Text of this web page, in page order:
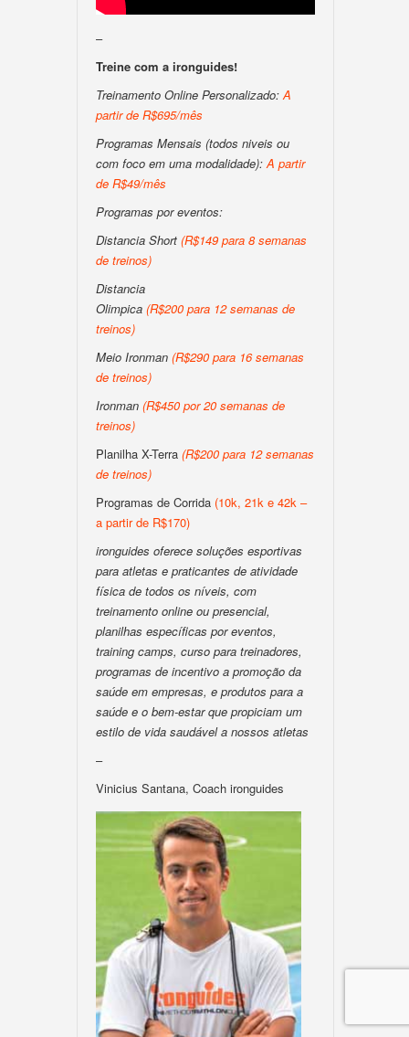
–
Treine com a ironguides!
Treinamento Online Personalizado:A
partir de R$695/mês
Programas Mensais (todos niveis ou
com foco em uma modalidade):A partir
de R$49/mês
Programas por eventos:
Distancia Short (R$149 para 8 semanas
de treinos)
Distancia
Olimpica (R$200 para 12 semanas de
treinos)
Meio Ironman (R$290 para 16 semanas
de treinos)
Ironman (R$450 por 20 semanas de
treinos)
Planilha X-Terra (R$200 para 12 semanas
de treinos)
Programas de Corrida (10k, 21k e 42k –
a partir de R$170)
ironguides oferece soluções esportivas
para atletas e praticantes de atividade
física de todos os níveis, com
treinamento online ou presencial,
planilhas específicas por eventos,
training camps, curso para treinadores,
programas de incentivo a promoção da
saúde em empresas, e produtos para a
saúde e o bem-estar que propiciam um
estilo de vida saudável a nossos atletas
–
Vinicius Santana, Coach ironguides